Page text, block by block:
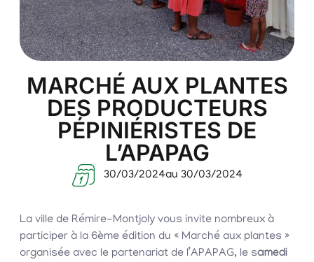
MARCHÉ AUX PLANTES
DES PRODUCTEURS
PÉPINIÉRISTES DE
L’APAPAG
30/03/2024au 30/03/2024
La ville de Rémire-Montjoly vous invite nombreux à
participer à la 6ème édition du « Marché aux plantes »
organisée avec le partenariat de l’APAPAG, le samedi